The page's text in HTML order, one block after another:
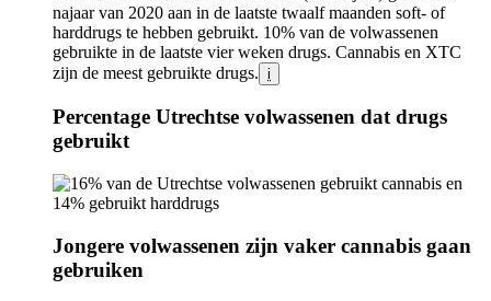
najaar van 2020 aan in de laatste twaalf maanden soft- of
harddrugs te hebben gebruikt. 10% van de volwassenen
gebruikte in de laatste vier weken drugs. Cannabis en XTC
zijn de meest gebruikte drugs. i
Percentage Utrechtse volwassenen dat drugs
gebruikt
Image
Jongere volwassenen zijn vaker cannabis gaan
gebruiken